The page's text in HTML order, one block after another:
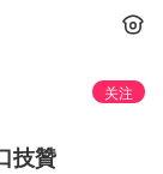
关注
技贊